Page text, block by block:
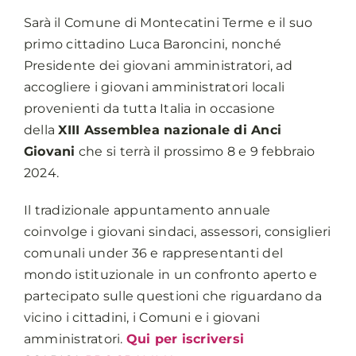
Sarà il Comune di Montecatini Terme e il suo
primo cittadino Luca Baroncini, nonché
Presidente dei giovani amministratori, ad
accogliere i giovani amministratori locali
provenienti da tutta Italia in occasione
dellaXIII Assemblea nazionale di Anci
Giovani che si terrà il prossimo 8 e 9 febbraio
2024.
Il tradizionale appuntamento annuale
coinvolge i giovani sindaci, assessori, consiglieri
comunali under 36 e rappresentanti del
mondo istituzionale in un confronto aperto e
partecipato sulle questioni che riguardano da
vicino i cittadini, i Comuni e i giovani
amministratori. Qui per iscriversi